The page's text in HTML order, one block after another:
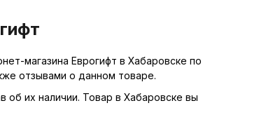
магазина Еврогифт в Хабаровске по
отзывами о данном товаре.
об их наличии. Товар в Хабаровске вы